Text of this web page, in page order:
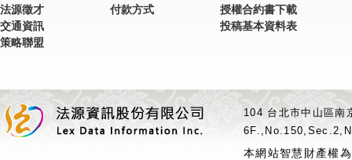
法源徵才
交通資訊
策略聯盟
付款方式
授權合約書下載
投稿基本資料表
104 台北市中山區
本網站智慧財產權